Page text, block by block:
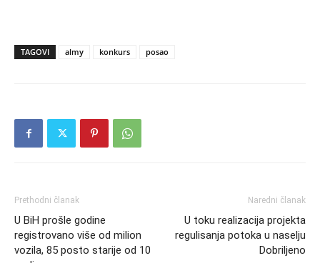
TAGOVI almy konkurs posao
Prethodni članak
U BiH prošle godine
registrovano više od milion
vozila, 85 posto starije od 10
Naredni članak
U toku realizacija projekta
regulisanja potoka u naselju
Dobriljeno